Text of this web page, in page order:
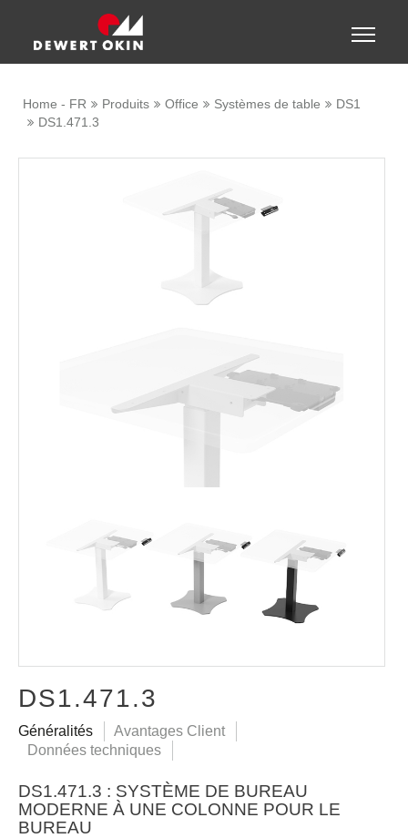
Toggle
Home - FR Produits Office Systèmes de table
DS1
DS1.471.3
DS1.471.3
Généralités
Avantages Client
Données techniques
DS1.471.3 : SYSTÈME DE BUREAU
MODERNE À UNE COLONNE POUR LE
BUREAU